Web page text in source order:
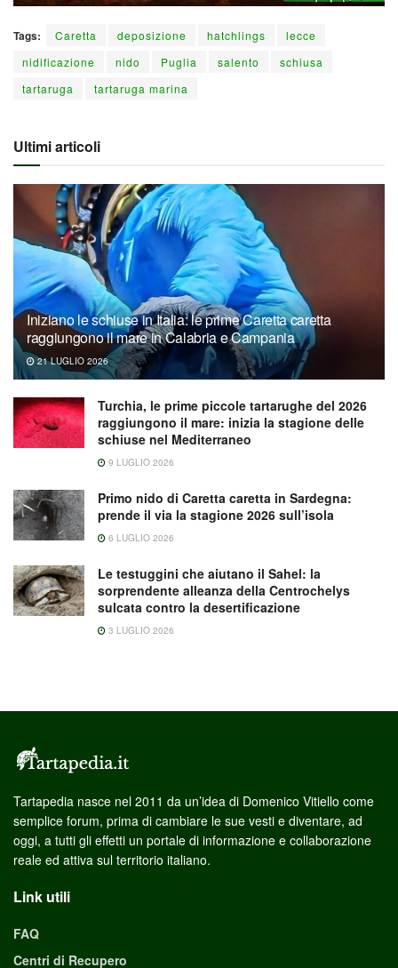
Tags: Caretta deposizione hatchlings
lecce
nidificazione
nido Puglia salento
schiusa
tartaruga
tartaruga marina
Ultimi articoli
Iniziano le schiuse in Italia: le prime Caretta caretta
raggiungono il mare in Calabria e Campania
21 LUGLIO 2026
Turchia, le prime piccole tartarughe del 2026
raggiungono il mare: inizia la stagione delle
schiuse nel Mediterraneo
9 LUGLIO 2026
Primo nido di Caretta caretta in Sardegna:
prende il via la stagione 2026 sull’isola
6 LUGLIO 2026
Le testuggini che aiutano il Sahel: la
sorprendente alleanza della Centrochelys
sulcata contro la desertificazione
3 LUGLIO 2026
Tartapedia nasce nel 2011 da un’idea di Domenico Vitiello come
semplice forum, prima di cambiare le sue vesti e diventare, ad
oggi, a tutti gli effetti un portale di informazione e collaborazione
reale ed attiva sul territorio italiano.
Link utili
FAQ
Centri di Recupero